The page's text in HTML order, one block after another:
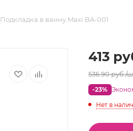
Подкладка в ванну Maxi BA-001
413
536.90руб./
-23%
Нет в